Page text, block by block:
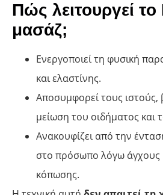
Πώς λειτουργεί
μασάζ;
Ενεργοποιεί τη φυσική
και ελαστίνης.
Αποσυμφορεί τους
μείωση του οιδήματος
Ανακουφίζει από την
στο πρόσωπο λόγω άγχους
κόπωσης.